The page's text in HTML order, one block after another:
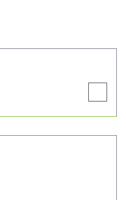
product